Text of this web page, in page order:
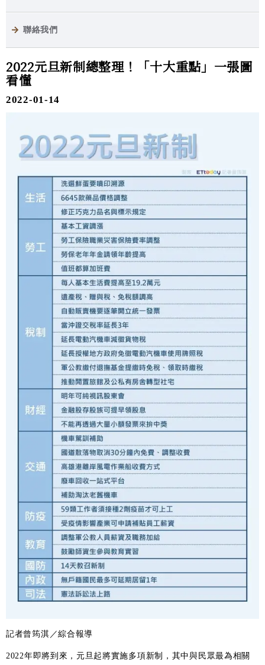
聯絡我們
2022元旦新制總整理！「十大重點」一張圖
看懂
2022-01-14
記者曾筠淇／綜合報導
2022年即將到來，元旦起將實施多項新制，其中與民眾最為相關